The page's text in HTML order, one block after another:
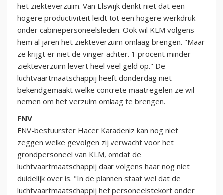
het ziekteverzuim. Van Elswijk denkt niet dat een
hogere productiviteit leidt tot een hogere werkdruk
onder cabinepersoneelsleden. Ook wil KLM volgens
hem al jaren het ziekteverzuim omlaag brengen. "Maar
ze krijgt er niet de vinger achter. 1 procent minder
ziekteverzuim levert heel veel geld op." De
luchtvaartmaatschappij heeft donderdag niet
bekendgemaakt welke concrete maatregelen ze wil
nemen om het verzuim omlaag te brengen.
FNV
FNV-bestuurster Hacer Karadeniz kan nog niet
zeggen welke gevolgen zij verwacht voor het
grondpersoneel van KLM, omdat de
luchtvaartmaatschappij daar volgens haar nog niet
duidelijk over is. "In de plannen staat wel dat de
luchtvaartmaatschappij het personeelstekort onder